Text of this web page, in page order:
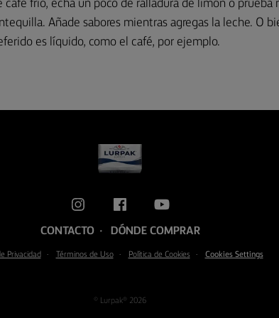
café frío, echa un poco de ralladura de limón o prueba
Añade sabores mientras agregas la leche. O
es líquido, como el café, por ejemplo.
CONTACTO DÓNDE COMPRAR
Privacidad Términos de Uso Política de Cookies Cookies Settings
© Lurpak® 2026